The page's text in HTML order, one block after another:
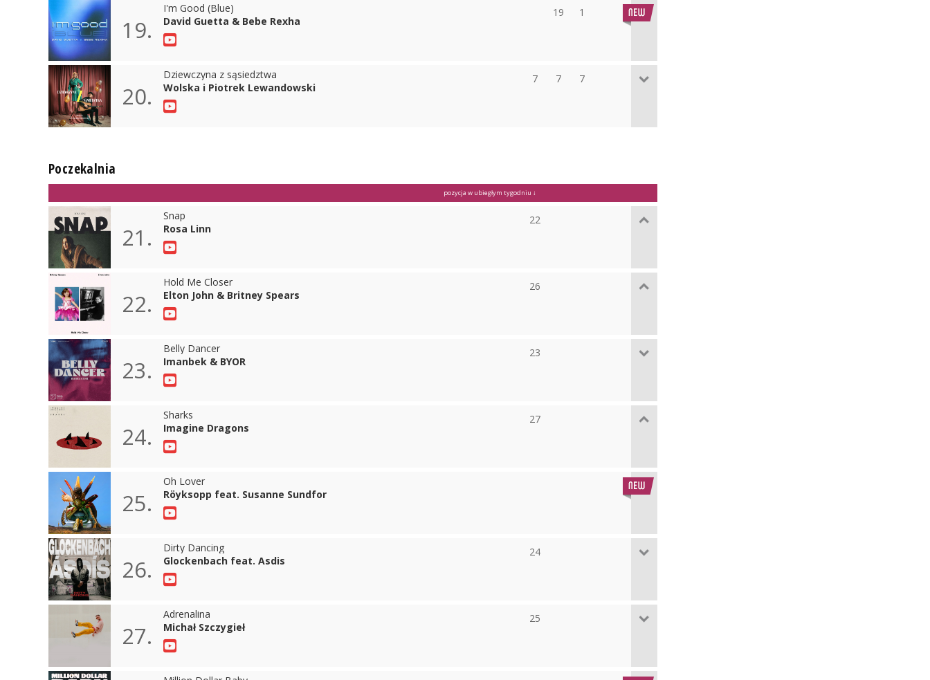
19 1
19.
I'm Good (Blue)
David Guetta & Bebe Rexha
7 7 7
20.
Dziewczyna z sąsiedztwa
Wolska i Piotrek Lewandowski
Poczekalnia
pozycja w ubiegłym tygodniu ↓
22
21.
Snap
Rosa Linn
26
22.
Hold Me Closer
Elton John & Britney Spears
23
23.
Belly Dancer
Imanbek & BYOR
27
24.
Sharks
Imagine Dragons
25.
Oh Lover
Röyksopp feat. Susanne Sundfor
24
26.
Dirty Dancing
Glockenbach feat. Asdis
25
27.
Adrenalina
Michał Szczygieł